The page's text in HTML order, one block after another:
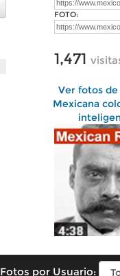
FOTO:
1,471
Ver fotos de
Mexicana
Fotos por Usuario: